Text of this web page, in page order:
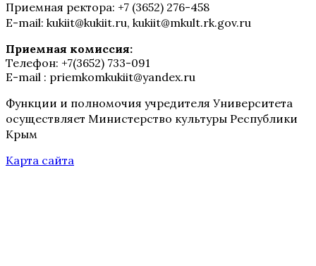
Приемная ректора: +7 (3652) 276-458
E-mail: kukiit@kukiit.ru, kukiit@mkult.rk.gov.ru
Приемная комиссия:
Телефон: +7(3652) 733-091
E-mail : priemkomkukiit@yandex.ru
Функции и полномочия учредителя Университета
осуществляет Министерство культуры Республики
Крым
Карта сайта